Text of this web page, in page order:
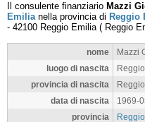
Il consulente finanziario Mazzi
Emilianella provincia di Reggio
- 42100 Reggio Emilia( Reggio
nome
Mazzi
luogo di nascita
provincia di nascita
data di nascita
1969-
provincia